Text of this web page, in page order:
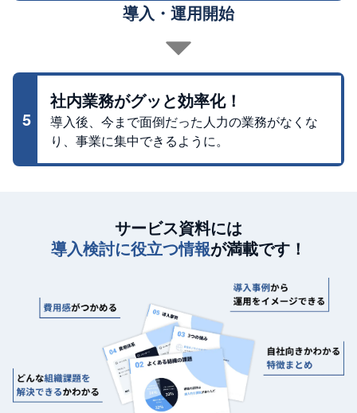
導入・運用開始
5
社内業務がグッと効率化！
導入後、今まで面倒だった人力の業務がなくな
り、事業に集中できるように。
サービス資料には
導入検討に役立つ情報が満載です！